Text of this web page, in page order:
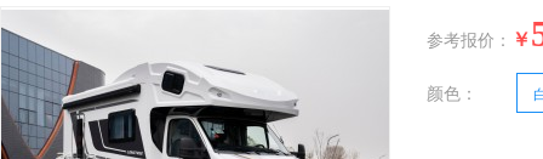
参考报价： ￥
颜色：